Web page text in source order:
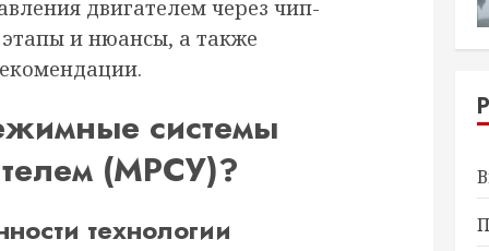
двигателем через чип-
и нюансы, а также
системы
(МРСУ)?
технологии